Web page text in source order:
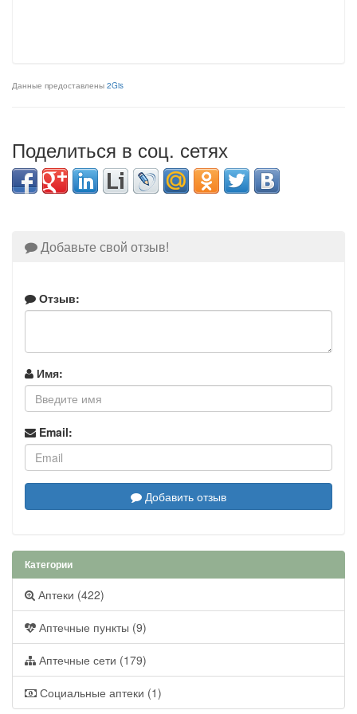
Данные предоставлены 2Gis
Поделиться в соц. сетях
Добавьте свой отзыв!
Отзыв:
Имя:
Email:
Добавить отзыв
Категории
Аптеки (422)
Аптечные пункты (9)
Аптечные сети (179)
Социальные аптеки (1)